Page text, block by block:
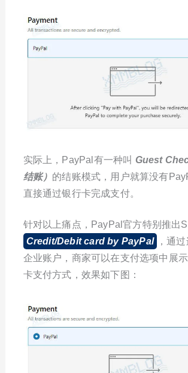
实际上，PayPal有一种叫 Guest
结账） 的结账模式，用户就算没有
直接通过银行卡完成支付。
针对以上痛点，PayPal官方特别推出
Credit/Debit card by PayPal
，通
企业账户，商家可以在支付选项中展
卡支付方式，效果如下图：